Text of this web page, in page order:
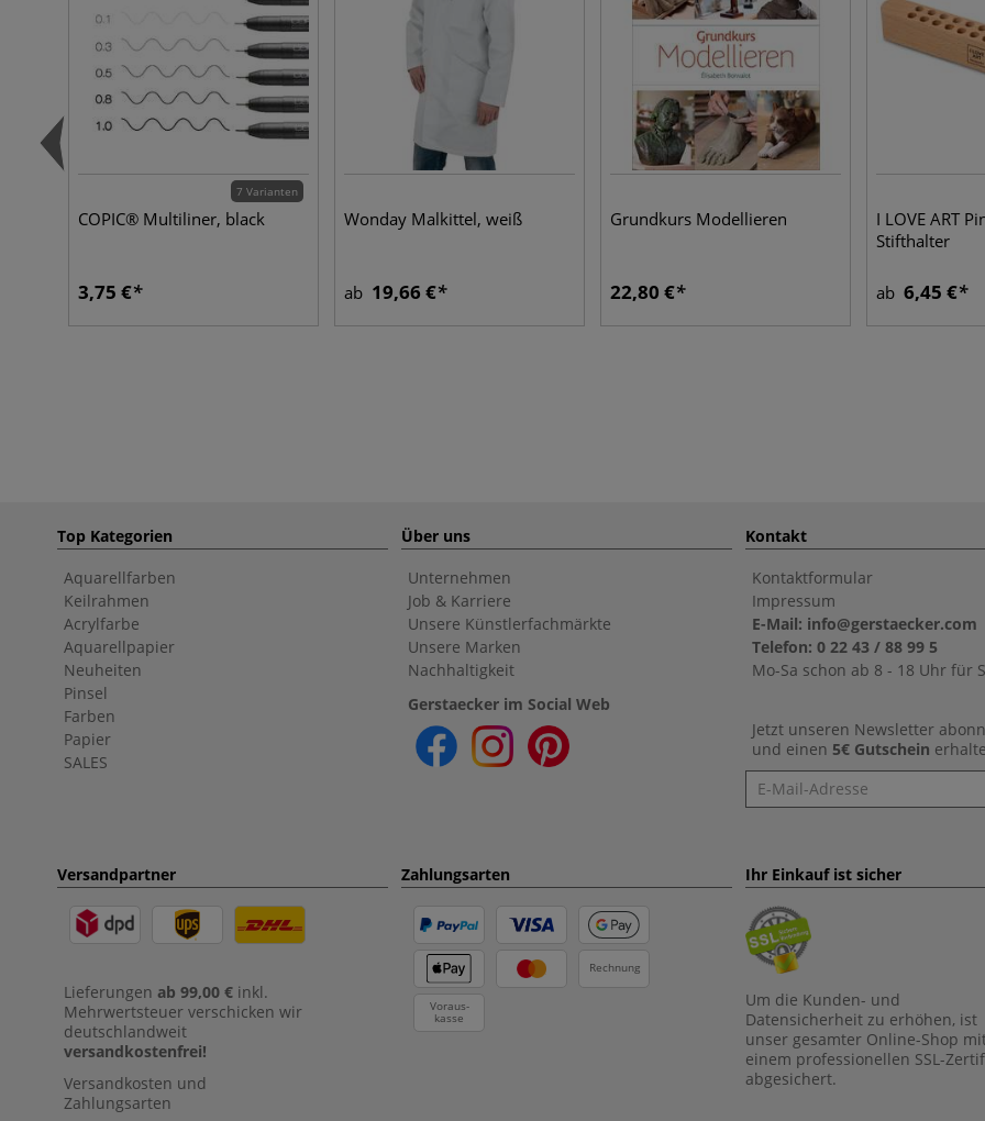
7 Varianten
COPIC® Multiliner, black
3,75 €
Wonday Malkittel, weiß
ab 19,66 €
Grundkurs Modellieren
22,80 €
I LOVE ART
Stifthalter
ab 6,45 €
Top Kategorien
Aquarellfarben
Keilrahmen
Acrylfarbe
Aquarellpapier
Neuheiten
Pinsel
Farben
Papier
SALES
Über uns
Unternehmen
Job & Karriere
Unsere Künstlerfachmärkte
Unsere Marken
Nachhaltigkeit
Gerstaecker im Social Web
Kontakt
Kontaktformular
Impressum
E-Mail: info@gerstaecker.com
Telefon: 0 22 43 / 88 99 5
Mo-Sa schon ab 8 - 18 Uhr für
Jetzt unseren Newsletter
und einen 5€ Gutschein
Newsletter
Versandpartner
Lieferungen ab 99,00 € inkl.
Mehrwertsteuer verschicken wir
deutschlandweit
versandkostenfrei!
Versandkosten und
Zahlungsarten
Zahlungsarten
Rechnung
Voraus-
kasse
Ihr Einkauf ist sicher
Um die Kunden- und
Datensicherheit zu erhöhen, ist
unser gesamter Online-Shop
einem professionellen SSL-
abgesichert.